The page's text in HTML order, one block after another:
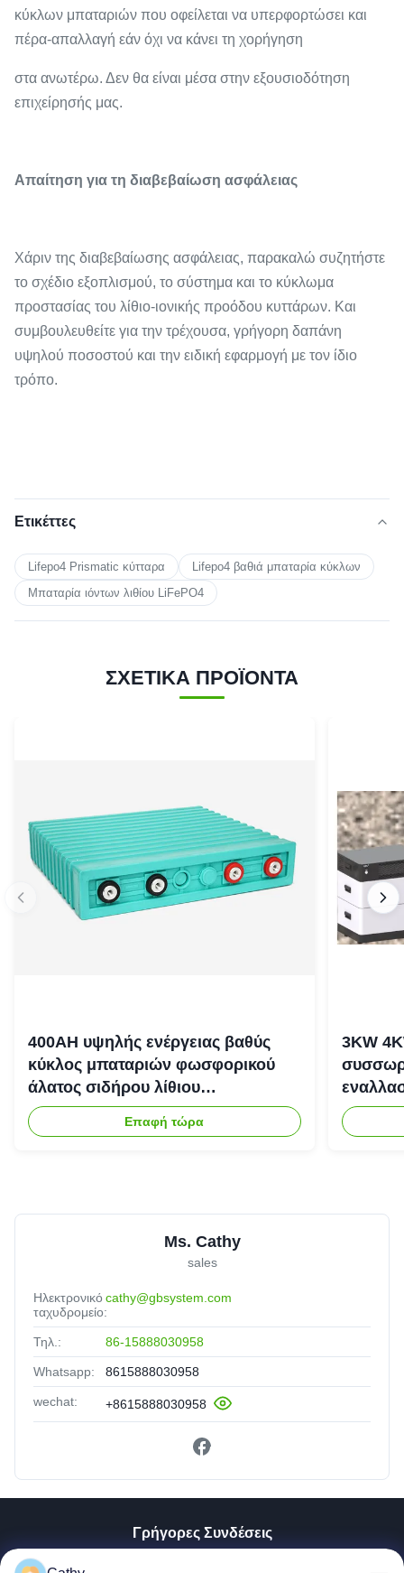
κύκλων μπαταριών που οφείλεται να υπερφορτώσει και
πέρα-απαλλαγή εάν όχι να κάνει τη χορήγηση
στα ανωτέρω. Δεν θα είναι μέσα στην εξουσιοδότηση
επιχείρησής μας.
Απαίτηση για τη διαβεβαίωση ασφάλειας
Χάριν της διαβεβαίωσης ασφάλειας, παρακαλώ συζητήστε
το σχέδιο εξοπλισμού, το σύστημα και το κύκλωμα
προστασίας του λίθιο-ιονικής προόδου κυττάρων. Και
συμβουλευθείτε για την τρέχουσα, γρήγορη δαπάνη
υψηλού ποσοστού και την ειδική εφαρμογή με τον ίδιο
τρόπο.
Ετικέττες
Lifepo4 Prismatic κύτταρα
Lifepo4 βαθιά μπαταρία κύκλων
Μπαταρία ιόντων λιθίου LiFePO4
ΣΧΕΤΙΚΑ ΠΡΟΪΟΝΤΑ
400AH υψηλής ενέργειας βαθύς
κύκλος μπαταριών φωσφορικού
άλατος σιδήρου λίθιου
επανακαταλογηστέος
Επαφή τώρα
3KW
Ms. Cathy
sales
Ηλεκτρονικό
ταχυδρομείο:
cathy@gbsystem.com
Τηλ.: 86-15888030958
Whatsapp: 8615888030958
wechat: +8615888030958
Γρήγορες Συνδέσεις